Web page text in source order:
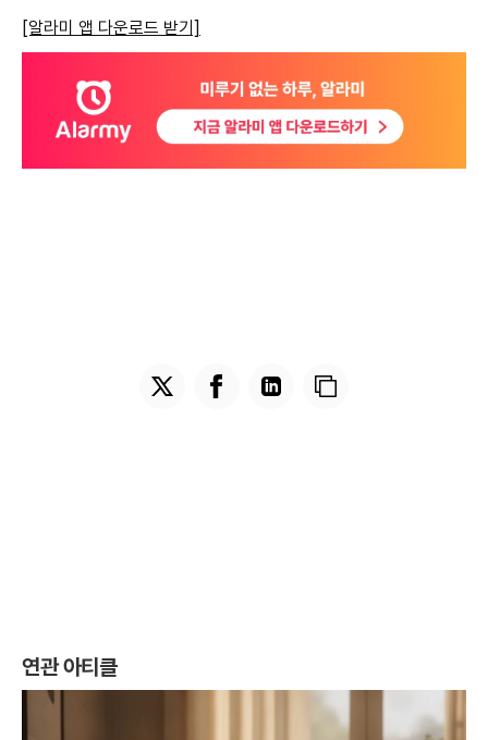
[알라미 앱 다운로드 받기]
연관 아티클